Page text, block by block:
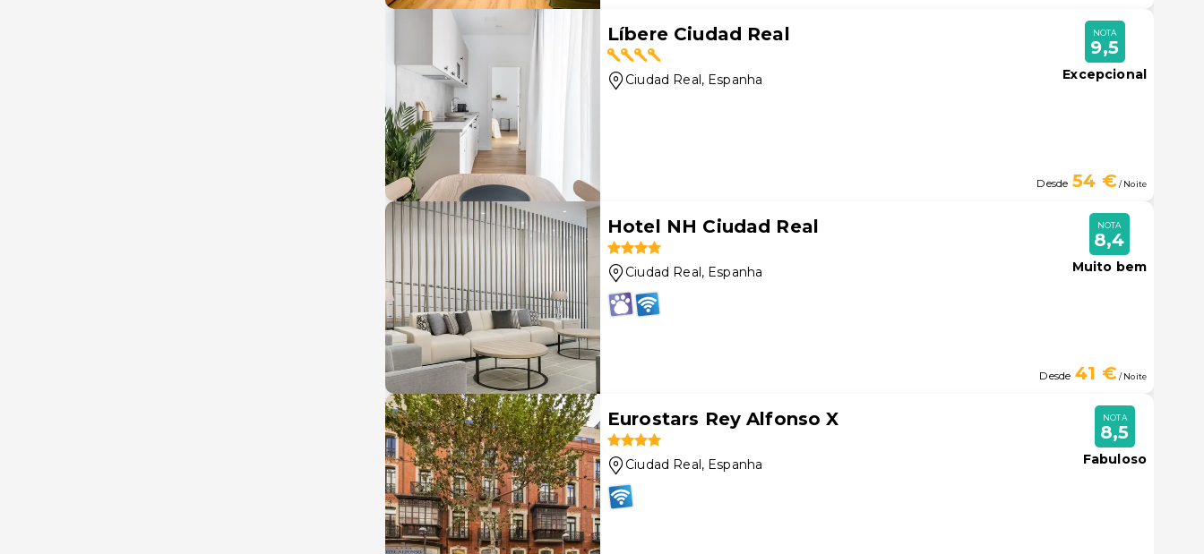
Líbere Ciudad Real
Ciudad Real, Espanha
NOTA
9,5
Excepcional
Desde 54 €/ Noite
Hotel NH Ciudad Real
Ciudad Real, Espanha
NOTA
8,4
Muito bem
Desde 41 €/ Noite
Eurostars Rey Alfonso X
Ciudad Real, Espanha
NOTA
8,5
Fabuloso